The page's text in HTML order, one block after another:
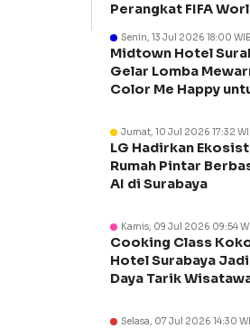
Perangkat FIFA
Senin, 13 Jul 2026 18:00 WIB
Midtown Hotel
Gelar Lomba
Color Me Happy
Jumat, 10 Jul 2026 17:32
LG Hadirkan
Rumah Pintar
AI di Surabaya
Kamis, 09 Jul 2026 09:54
Cooking Class
Hotel Surabaya Jadi
Daya Tarik
Selasa, 07 Jul 2026 14:30